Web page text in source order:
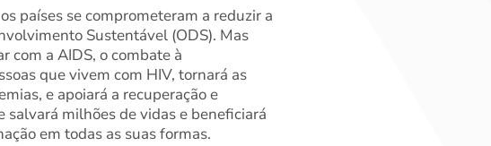
países se comprometeram a reduzir a
Sustentável (ODS). Mas
com a AIDS, o combate à
que vivem com HIV, tornará as
e apoiará a recuperação e
milhões de vidas e beneficiará
em todas as suas formas.